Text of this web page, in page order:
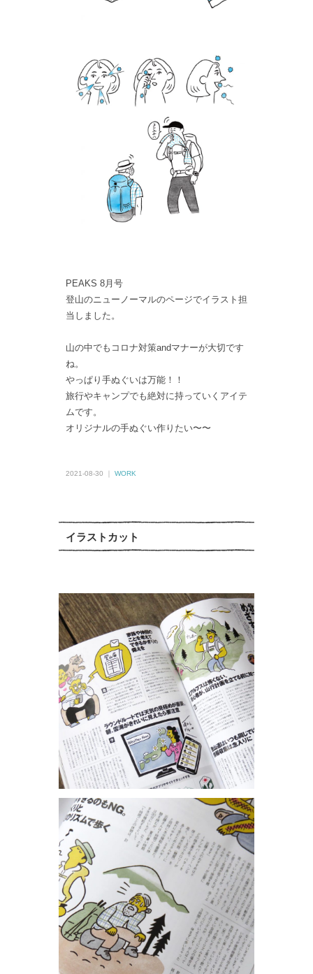
PEAKS 8月号
登山のニューノーマルのページでイラスト担
当しました。
山の中でもコロナ対策andマナーが大切です
ね。
やっぱり手ぬぐいは万能！！
旅行やキャンプでも絶対に持っていくアイテ
ムです。
オリジナルの手ぬぐい作りたい〜〜
2021-08-30 ｜ WORK
イラストカット